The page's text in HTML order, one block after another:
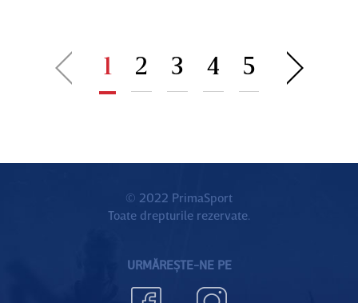
jucătorul
Mihai
Rotaru
le-a
aşteaptă
în Bănie
dublei cu
KuPS
1 2 3 4 5
© 2022 PrimaSport
Toate drepturile rezervate.
URMĂREȘTE-NE PE